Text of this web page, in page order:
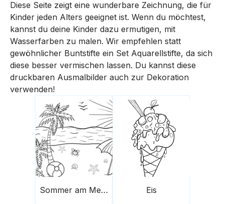
Diese Seite zeigt eine wunderbare Zeichnung, die für
Kinder jeden Alters geeignet ist. Wenn du möchtest,
kannst du deine Kinder dazu ermutigen, mit
Wasserfarben zu malen. Wir empfehlen statt
gewöhnlicher Buntstifte ein Set Aquarellstifte, da sich
diese besser vermischen lassen. Du kannst diese
druckbaren Ausmalbilder auch zur Dekoration
verwenden!
Sommer am Meer Eis